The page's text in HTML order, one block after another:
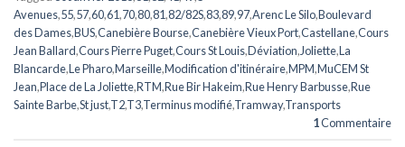
Avenues,55,57,60,61,70,80,81,82/82S,83,89,97,Arenc Le Silo,Boulevard
des Dames,BUS,Canebière Bourse,Canebière Vieux Port,Castellane,Cours
Jean Ballard,Cours Pierre Puget,Cours St Louis,Déviation,Joliette,La
Blancarde,Le Pharo,Marseille,Modification d'itinéraire,MPM,MuCEM St
Jean,Place de La Joliette,RTM,Rue Bir Hakeim,Rue Henry Barbusse,Rue
Sainte Barbe,St just,T2,T3,Terminus modifié,Tramway,Transports
1Commentaire